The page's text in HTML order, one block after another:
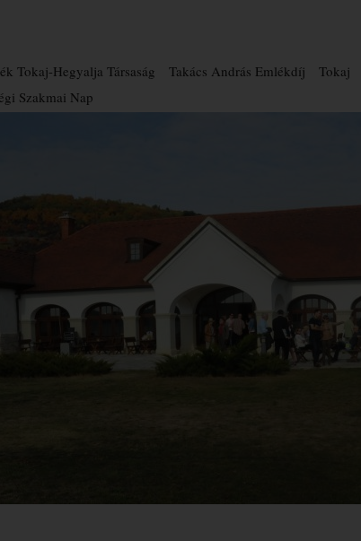
Tokaj-Hegyalja Társaság Takács András Emlékdíj Tokaj
Szakmai Nap